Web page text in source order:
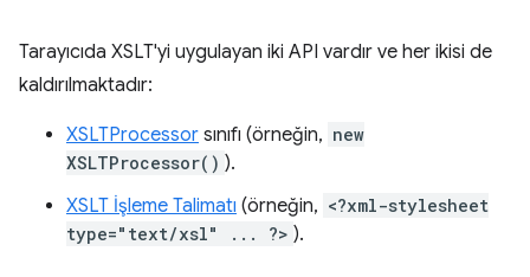
Tarayıcıda XSLT'yi uygulayan iki API vardır ve her ikisi de
kaldırılmaktadır:
XSLTProcessor sınıfı (örneğin, new
XSLTProcessor() ).
XSLT İşleme Talimatı (örneğin, <?xml-stylesheet
type="text/xsl" ... ?> ).